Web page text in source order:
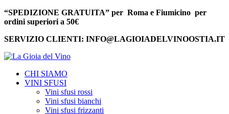
“SPEDIZIONE GRATUITA” per Roma e Fiumicino per
ordini superiori a 50€
SERVIZIO CLIENTI: INFO@LAGIOIADELVINOOSTIA.IT
CHI SIAMO
VINI SFUSI
Vini sfusi rossi
Vini sfusi bianchi
Vini sfusi frizzanti